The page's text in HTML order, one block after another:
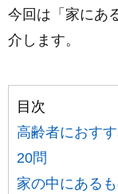
今回は「家にあ
介します。
目次
高齢者におす
20問
家の中にある